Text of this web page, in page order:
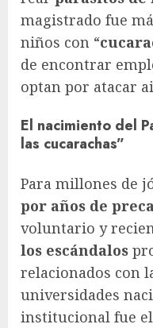
magistrado fue
niños con “
de encontrar
optan por atacar
El nacimiento del
las cucarachas”
Para millones de
por años de
voluntario y
los escándalos
relacionados con
universidades
institucional fue